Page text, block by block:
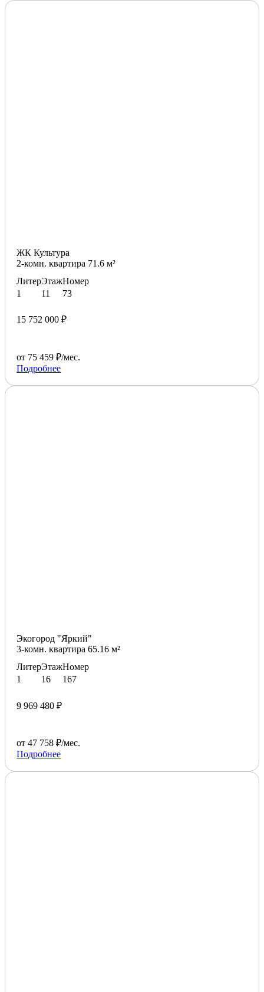
ЖК Культура
2-комн. квартира 71.6 м²
Литер
1
Этаж
11
Номер
73
15 752 000 ₽
от 75 459 ₽/мес.
Подробнее
Экогород "Яркий"
3-комн. квартира 65.16 м²
Литер
1
Этаж
16
Номер
167
9 969 480 ₽
от 47 758 ₽/мес.
Подробнее